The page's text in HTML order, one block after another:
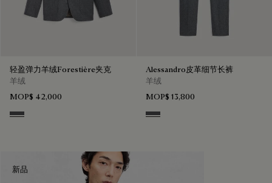
轻盈弹力羊绒Forestière夹克
羊绒
MOP$ 42,000
Anthracite
Alessandro皮革细节长裤
羊绒
MOP$ 13,800
Anthracite
新品